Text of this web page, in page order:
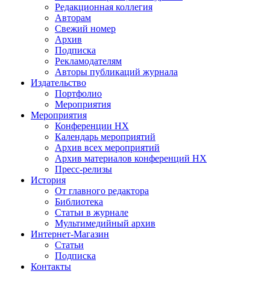
Редакционная коллегия
Авторам
Свежий номер
Архив
Подписка
Рекламодателям
Авторы публикаций журнала
Издательство
Портфолио
Мероприятия
Мероприятия
Конференции НХ
Календарь мероприятий
Архив всех мероприятий
Архив материалов конференций НХ
Пресс-релизы
История
От главного редактора
Библиотека
Статьи в журнале
Мультимедийный архив
Интернет-Магазин
Статьи
Подписка
Контакты